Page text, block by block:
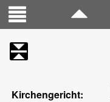
Kirchengericht: